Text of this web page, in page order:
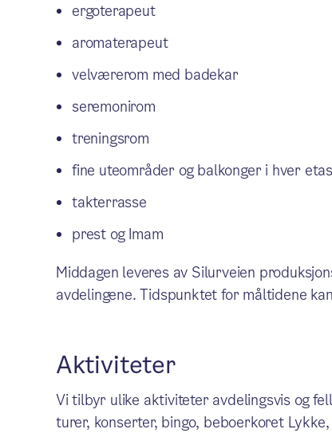
ergoterapeut
aromaterapeut
velværerom med badekar
seremonirom
treningsrom
fine uteområder og balkonger i hver
takterrasse
prest og Imam
Middagen leveres av Silurveien
avdelingene. Tidspunktet for måltidene
Aktiviteter
Vi tilbyr ulike aktiviteter avdelingsvis og
turer, konserter, bingo, beboerkoret